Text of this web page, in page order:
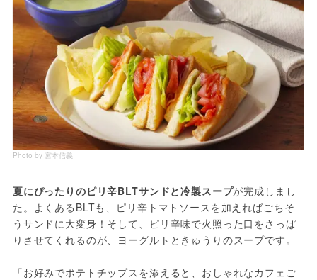
Photo by 宮本信義
夏にぴったりのピリ辛BLTサンドと冷製スープが完成しまし
た。よくあるBLTも、ピリ辛トマトソースを加えればごちそ
うサンドに大変身！そして、ピリ辛味で火照った口をさっぱ
りさせてくれるのが、ヨーグルトときゅうりのスープです。
「お好みでポテトチップスを添えると、おしゃれなカフェご